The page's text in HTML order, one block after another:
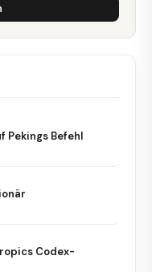
Pekings Befehl
Codex-